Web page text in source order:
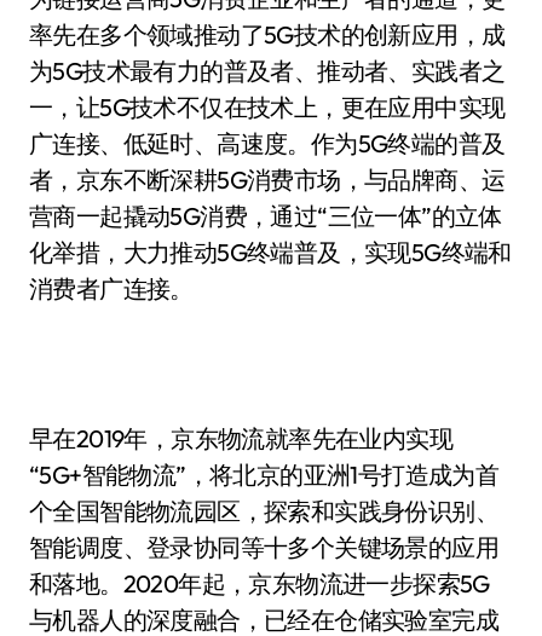
率先在多个领域推动了5G技术的创新应用，成
为5G技术最有力的普及者、推动者、实践者之
一，让5G技术不仅在技术上，更在应用中实现
广连接、低延时、高速度。作为5G终端的普及
者，京东不断深耕5G消费市场，与品牌商、运
营商一起撬动5G消费，通过“三位一体”的立体
化举措，大力推动5G终端普及，实现5G终端和
消费者广连接。
早在2019年，京东物流就率先在业内实现
“5G+智能物流”，将北京的亚洲1号打造成为首
个全国智能物流园区，探索和实践身份识别、
智能调度、登录协同等十多个关键场景的应用
和落地。2020年起，京东物流进一步探索5G
与机器人的深度融合，已经在仓储实验室完成